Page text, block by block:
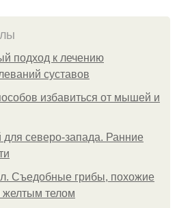
подход к лечению
суставов
избавиться от мышей и
северо-запада. Ранние
Съедобные грибы, похожие
телом